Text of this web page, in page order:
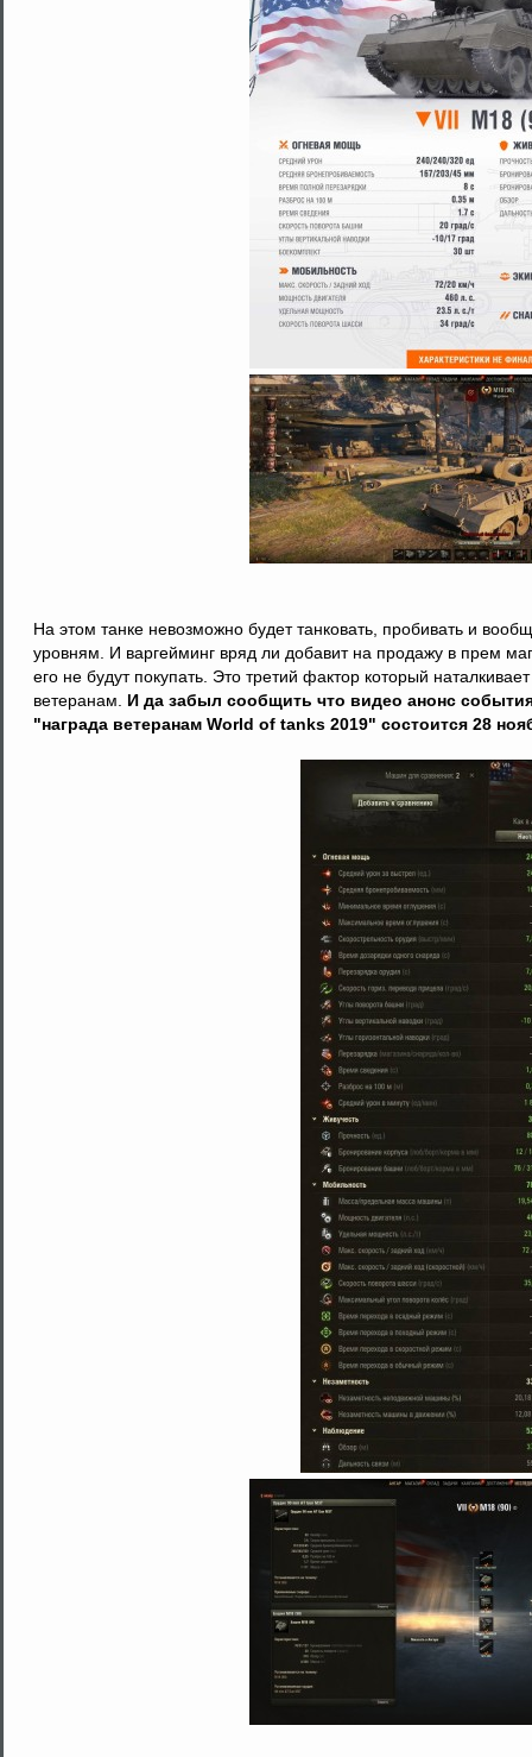
На этом танке невозможно будет танковать, пробивать и
уровням. И варгейминг вряд ли добавит на продажу в прем
его не будут покупать. Это третий фактор который
ветеранам. И да забыл сообщить что видео анонс
"награда ветеранам World of tanks 2019" состоится 28